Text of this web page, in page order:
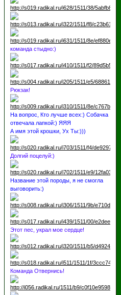
команда стыдно:)
Рюкзак!
На вопрос, Кто лучше всех:) Собачка
отвечала лапкой:) ЯЯЯ
А имя этой крошки, Ух Ты:)))
Долгий поцелуй:)
Название этой породы, я не смогла
выговорить:)
Этот пес, украл мое сердце!
Команда Отвернись!